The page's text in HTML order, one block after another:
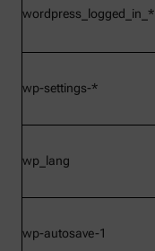
wordpress_logged_in_*
wp-settings-*
wp_lang
wp-autosave-1